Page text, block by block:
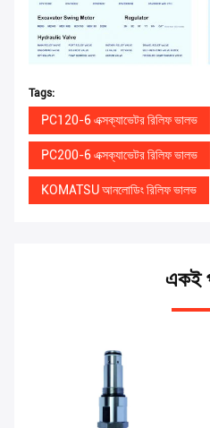
Tags:
PC120-6 এক্সক্যাভেটর রিলিফ ভালভ
PC200-6 এক্সক্যাভেটর রিলিফ ভালভ
KOMATSU আনলোডিং রিলিফ ভালভ
একই